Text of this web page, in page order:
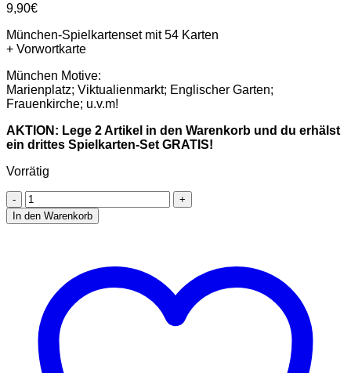
9,90€
München-Spielkartenset mit 54 Karten
+ Vorwortkarte
München Motive:
Marienplatz; Viktualienmarkt; Englischer Garten;
Frauenkirche; u.v.m!
AKTION: Lege 2 Artikel in den Warenkorb und du erhälst
ein drittes Spielkarten-Set GRATIS!
Vorrätig
Stadtliebe®
|
München
In den Warenkorb